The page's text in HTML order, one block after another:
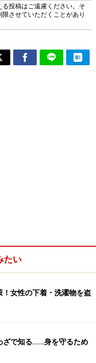
たい
！女性の下着・洗濯物を盗
ざで知る……身を守るため